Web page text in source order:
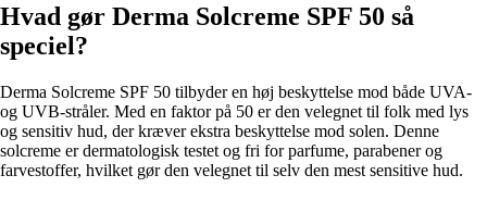
Hvad gør Derma Solcreme SPF 50 så
speciel?
Derma Solcreme SPF 50 tilbyder en høj beskyttelse mod både UVA-
og UVB-stråler. Med en faktor på 50 er den velegnet til folk med lys
og sensitiv hud, der kræver ekstra beskyttelse mod solen. Denne
solcreme er dermatologisk testet og fri for parfume, parabener og
farvestoffer, hvilket gør den velegnet til selv den mest sensitive hud.